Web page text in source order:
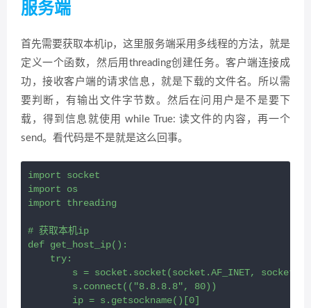
服务端
首先需要获取本机ip，这里服务端采用多线程的方法，就是
定义一个函数，然后用threading创建任务。客户端连接成
功，接收客户端的请求信息，就是下载的文件名。所以需
要判断，有输出文件字节数。然后在问用户是不是要下
载，得到信息就使用 while True: 读文件的内容，再一个
send。看代码是不是就是这么回事。
import socket
import os
import threading
# 获取本机ip
def get_host_ip():
    try:
s = socket.socket(socket.AF_INET,
        s.connect(("8.8.8.8", 80))
        ip = s.getsockname()[0]